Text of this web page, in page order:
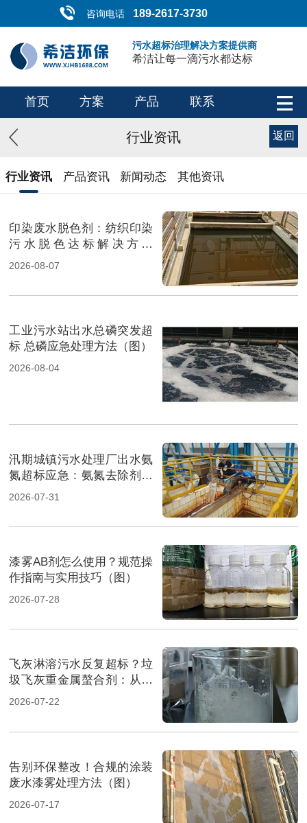
咨询电话 189-2617-3730
污水超标治理解决方案提供商
希洁让每一滴污水都达标
首页 方案 产品 联系
行业资讯 返回
行业资讯 产品资讯 新闻动态 其他资讯
印染废水脱色剂：纺织印染
污水脱色达标解决方案
（图）
2026-08-07
工业污水站出水总磷突发超
标 总磷应急处理方法（图）
2026-08-04
汛期城镇污水处理厂出水氨
氮超标应急：氨氮去除剂投
加方法及实操指南（图）
2026-07-31
漆雾AB剂怎么使用？规范操
作指南与实用技巧（图）
2026-07-28
飞灰淋溶污水反复超标？垃
圾飞灰重金属螯合剂：从源
头实现固液双达标（图）
2026-07-22
告别环保整改！合规的涂装
废水漆雾处理方法（图）
2026-07-17